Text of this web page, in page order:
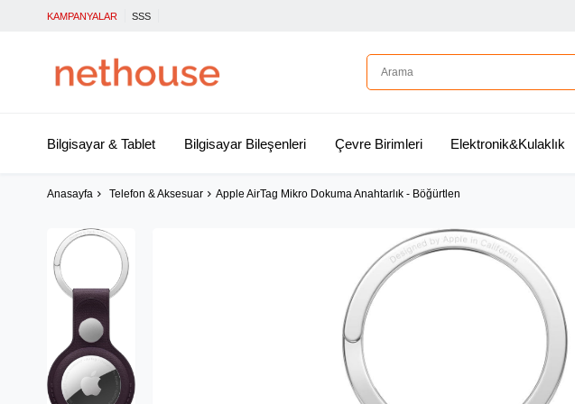
KAMPANYALAR SSS
Bilgisayar & Tablet Bilgisayar Bileşenleri Çevre Birimleri Elektronik&Kulaklık
Anasayfa Telefon & Aksesuar Apple AirTag Mikro Dokuma Anahtarlık - Böğürtlen ​​​​​​​